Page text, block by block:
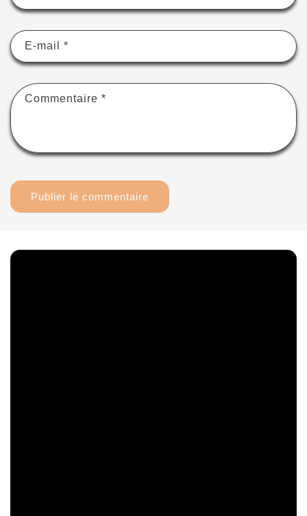
E-mail *
Commentaire *